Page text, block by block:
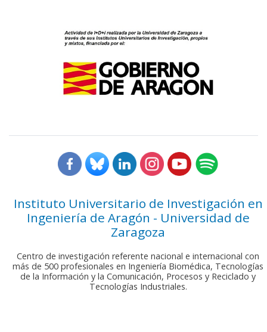
Instituto Universitario de Investigación en
Ingeniería de Aragón - Universidad de
Zaragoza
Centro de investigación referente nacional e internacional con
más de 500 profesionales en Ingeniería Biomédica, Tecnologías
de la Información y la Comunicación, Procesos y Reciclado y
Tecnologías Industriales.